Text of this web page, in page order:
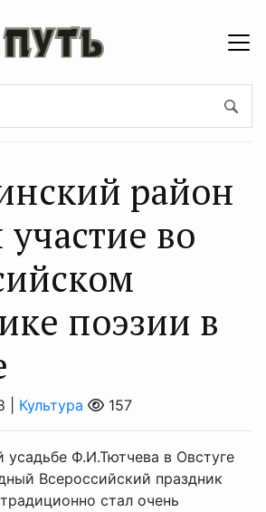
район
во
поэзии в
| Культура 157
Ф.И.Тютчева в Овстуге
Всероссийский праздник
стал очень